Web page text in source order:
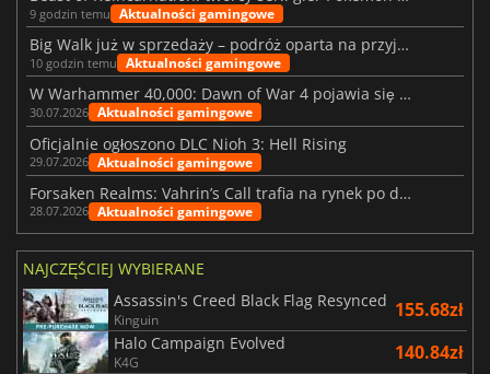
9 godzin temu Aktualności gamingowe
Big Walk już w sprzedaży – podróż oparta na przyjaźni
10 godzin temu Aktualności gamingowe
W Warhammer 40,000: Dawn of War 4 pojawia się frakcja Nekronów
30.07.2026 Aktualności gamingowe
Oficjalnie ogłoszono DLC Nioh 3: Hell Rising
29.07.2026 Aktualności gamingowe
Forsaken Realms: Vahrin’s Call trafia na rynek po dziesięciu latach prac
28.07.2026 Aktualności gamingowe
NAJCZĘŚCIEJ WYBIERANE
Assassin's Creed Black Flag Resynced
Kinguin 155.68zł
Halo Campaign Evolved
K4G 140.84zł